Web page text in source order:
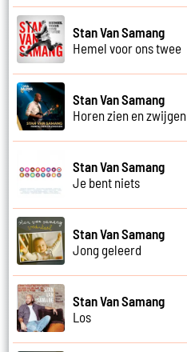
Stan Van Samang
Hemel voor ons twee
Stan Van Samang
Horen zien en zwijgen
Stan Van Samang
Je bent niets
Stan Van Samang
Jong geleerd
Stan Van Samang
Los